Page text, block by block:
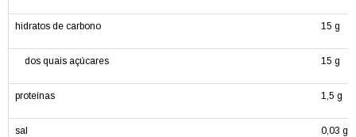
hidratos de carbono 15 g
dos quais açúcares 15 g
proteínas 1,5 g
sal 0,03 g